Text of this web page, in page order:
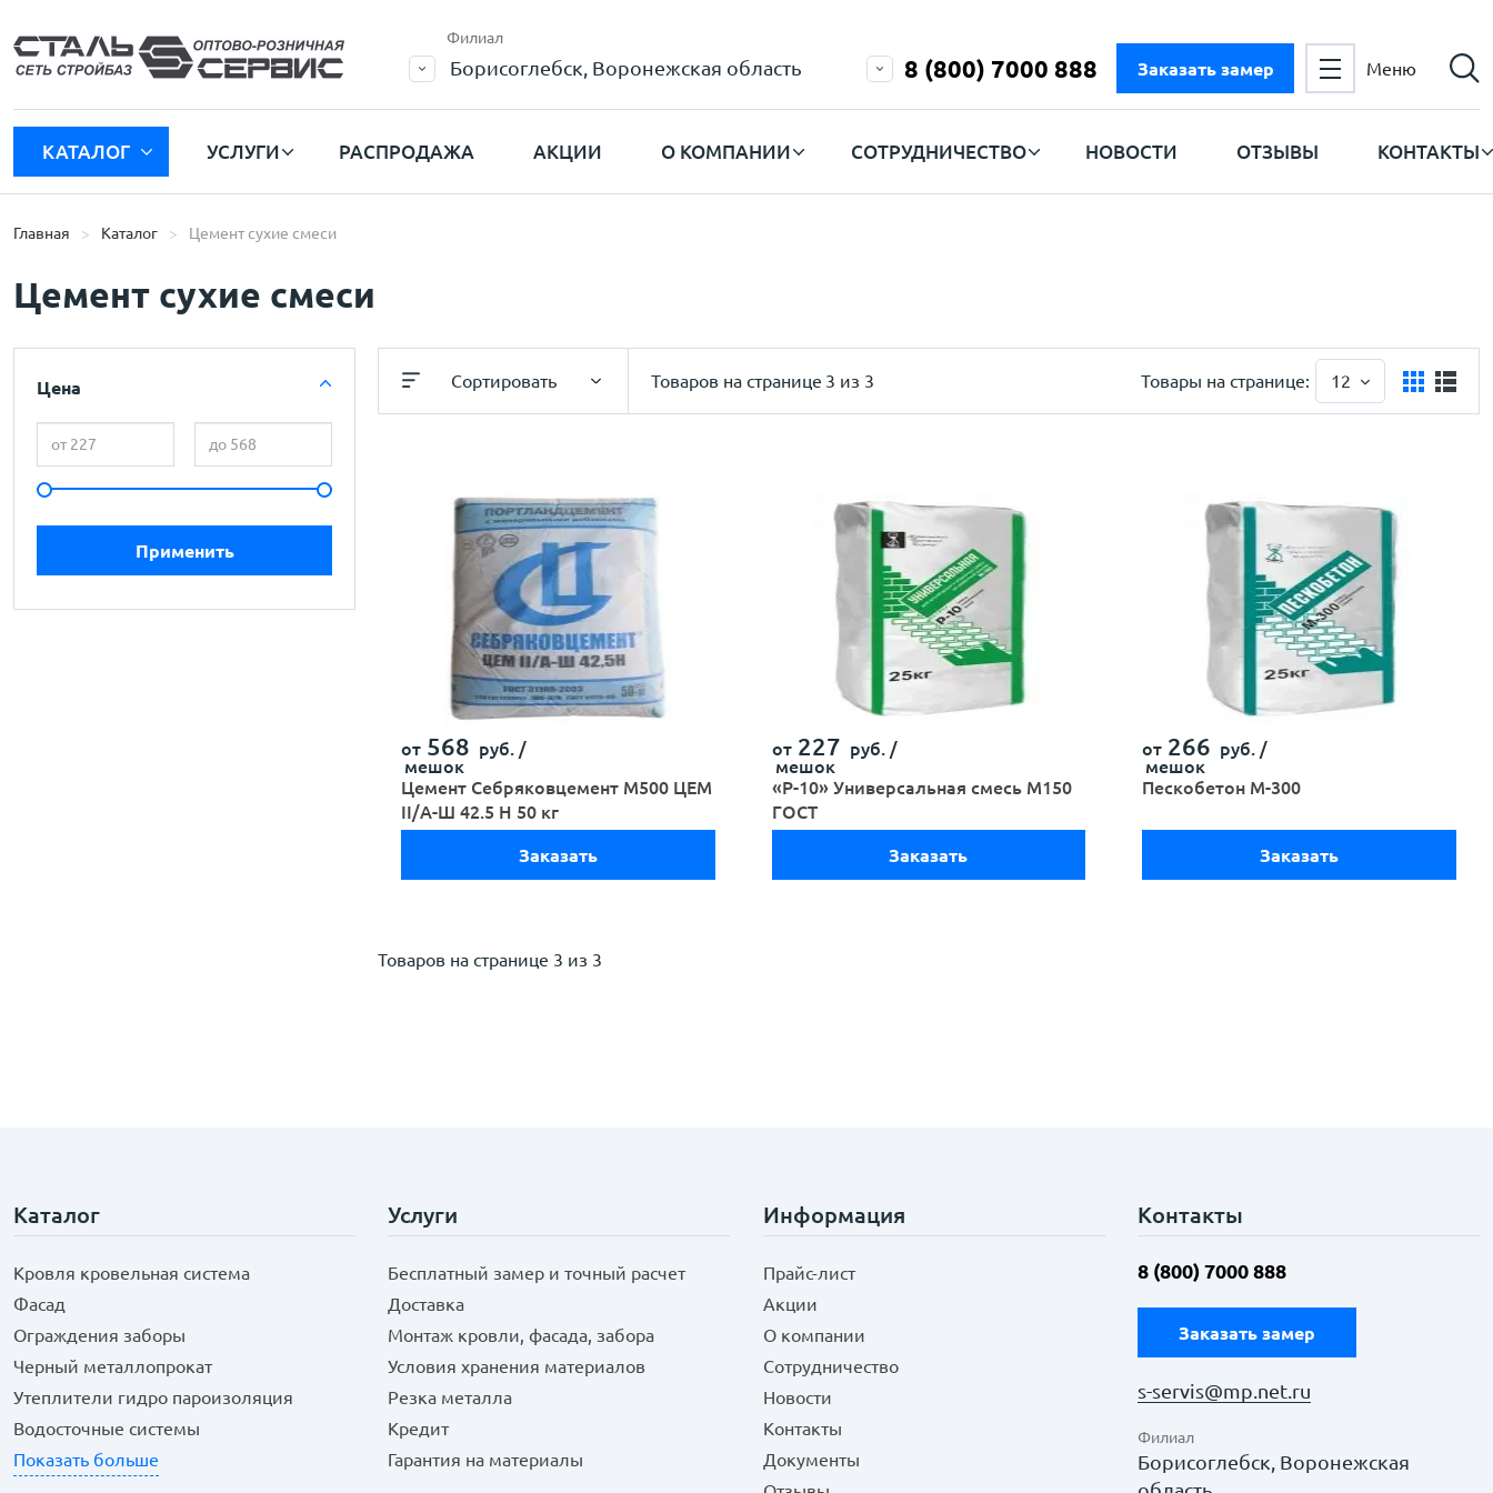
Филиал
Борисоглебск, Воронежская область 8 (800) 7000 888 Заказать замер Меню
КАТАЛОГ УСЛУГИ РАСПРОДАЖА АКЦИИ О КОМПАНИИ СОТРУДНИЧЕСТВО НОВОСТИ ОТЗЫВЫ КОНТАКТЫ
Главная Каталог Цемент сухие смеси
Цемент сухие смеси
Цена Сортировать Товаров на странице 3 из 3 Товары на странице: 12
от 568 руб. /
мешок
Цемент Себряковцемент М500 ЦЕМ
II/А-Ш 42.5 Н 50 кг
Заказать
от 227 руб. /
мешок
«Р-10» Универсальная смесь М150
ГОСТ
Заказать
от 266 руб. /
мешок
Пескобетон М-300
Заказать
Товаров на странице 3 из 3
Каталог
Кровля кровельная система
Фасад
Ограждения заборы
Черный металлопрокат
Утеплители гидро пароизоляция
Водосточные системы
Показать больше
Услуги
Бесплатный замер и точный расчет
Доставка
Монтаж кровли, фасада, забора
Условия хранения материалов
Резка металла
Кредит
Гарантия на материалы
Информация
Прайс-лист
Акции
О компании
Сотрудничество
Новости
Контакты
Документы
Контакты
8 (800) 7000 888
Заказать замер
s-servis@mp.net.ru
Филиал
Борисоглебск, Воронежская